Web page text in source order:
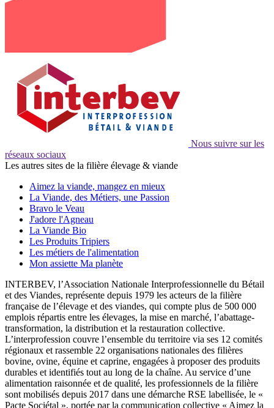
Nous suivre sur les
réseaux sociaux
Les autres sites de la filière élevage & viande
Aimez la viande, mangez en mieux
La Viande, des Métiers, une Passion
Bravo le Veau
J'adore l'Agneau
La Viande Bio
Les Produits Tripiers
Les métiers de l'alimentation
Mon assiette Ma planète
INTERBEV, l’Association Nationale Interprofessionnelle du Bétail
et des Viandes, représente depuis 1979 les acteurs de la filière
française de l’élevage et des viandes, qui compte plus de 500 000
emplois répartis entre les élevages, la mise en marché, l’abattage-
transformation, la distribution et la restauration collective.
L’interprofession couvre l’ensemble du territoire via ses 12 comités
régionaux et rassemble 22 organisations nationales des filières
bovine, ovine, équine et caprine, engagées à proposer des produits
durables et identifiés tout au long de la chaîne. Au service d’une
alimentation raisonnée et de qualité, les professionnels de la filière
sont mobilisés depuis 2017 dans une démarche RSE labellisée, le «
Pacte Sociétal », portée par la communication collective « Aimez la